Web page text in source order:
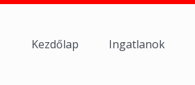
Kezdőlap Ingatlanok